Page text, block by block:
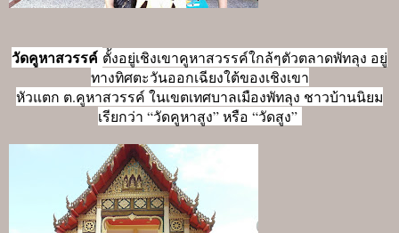
วัดคูหาสวรรค์ ตั้งอยู่เชิงเขาคูหาสวรรค์ใกล้ๆตัวตลาดพัทลุง อยู่
ทางทิศตะวันออกเฉียงใต้ของเชิงเขา
หัวแตก ต.คูหาสวรรค์ ในเขตเทศบาลเมืองพัทลุง ชาวบ้านนิยม
เรียกว่า “วัดคูหาสูง” หรือ “วัดสูง”